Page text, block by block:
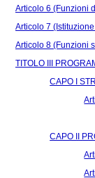
Articolo 6 (Funzioni
Articolo 7
Articolo 8 (Funzioni
TITOLO III
CAPO I
CAPO II